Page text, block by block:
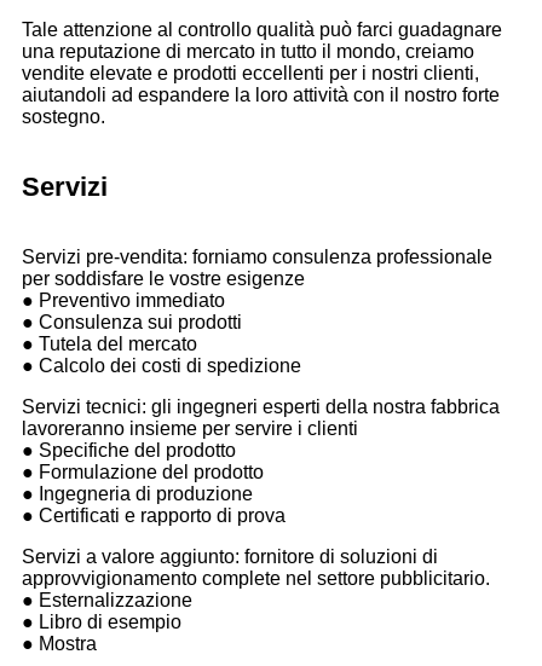
Tale attenzione al controllo qualità può farci guadagnare
una reputazione di mercato in tutto il mondo, creiamo
vendite elevate e prodotti eccellenti per i nostri clienti,
aiutandoli ad espandere la loro attività con il nostro forte
sostegno.
Servizi
Servizi pre-vendita: forniamo consulenza professionale
per soddisfare le vostre esigenze
● Preventivo immediato
● Consulenza sui prodotti
● Tutela del mercato
● Calcolo dei costi di spedizione
Servizi tecnici: gli ingegneri esperti della nostra fabbrica
lavoreranno insieme per servire i clienti
● Specifiche del prodotto
● Formulazione del prodotto
● Ingegneria di produzione
● Certificati e rapporto di prova
Servizi a valore aggiunto: fornitore di soluzioni di
approvvigionamento complete nel settore pubblicitario.
● Esternalizzazione
● Libro di esempio
● Mostra